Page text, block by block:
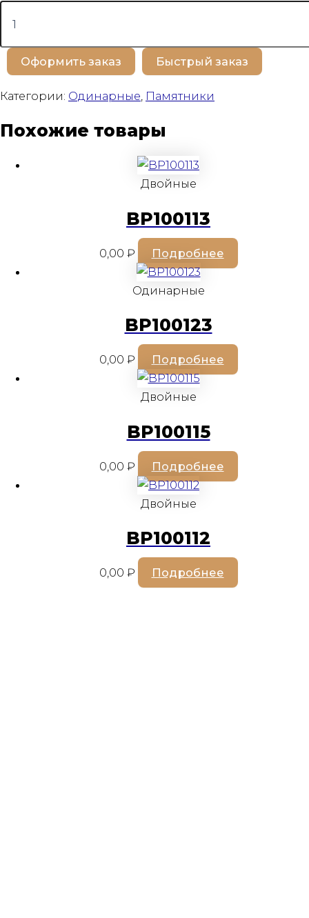
Количество
товара
Оформить заказ Быстрый заказ
Категории: Одинарные Памятники
Похожие товары
Двойные
BP100113
0,00 ₽ Подробнее
Одинарные
BP100123
0,00 ₽ Подробнее
Двойные
BP100115
0,00 ₽ Подробнее
Двойные
BP100112
0,00 ₽ Подробнее